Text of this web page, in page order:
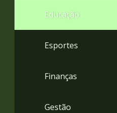
Educação
Esportes
Finanças
Gestão